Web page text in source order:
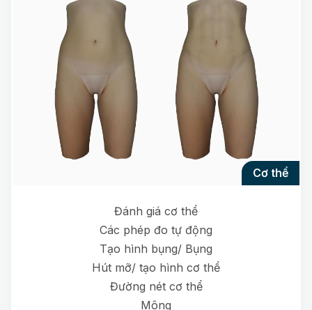
cơ thể
Đánh giá cơ thể
Các phép đo tự động
Tạo hình bụng/ Bụng
Hút mỡ/ tạo hình cơ thể
Đường nét cơ thể
Mông